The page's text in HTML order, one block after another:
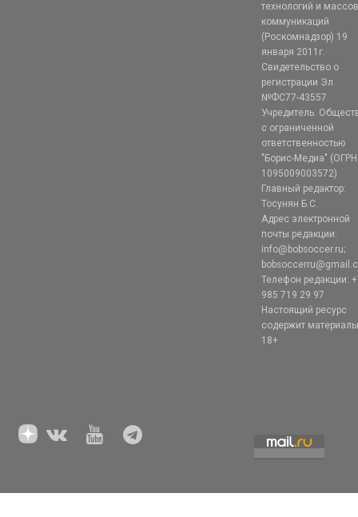
технологий и
коммуникаций
(Роскомнадзор) 19
января 2011г.
Свидетельство о
регистрации Эл
№ФС77-43557.
Учредитель:
с ограниченной
ответственностью
"Борис-Медиа" (ОГРН
1095009003572)
Главный редактор:
Тосунян Б.С.
Адрес электронной
почты редакции:
info@bobsoccer.ru;
Телефон редакции:
985 719 29 97
Настоящий ресурс
содержит
18+